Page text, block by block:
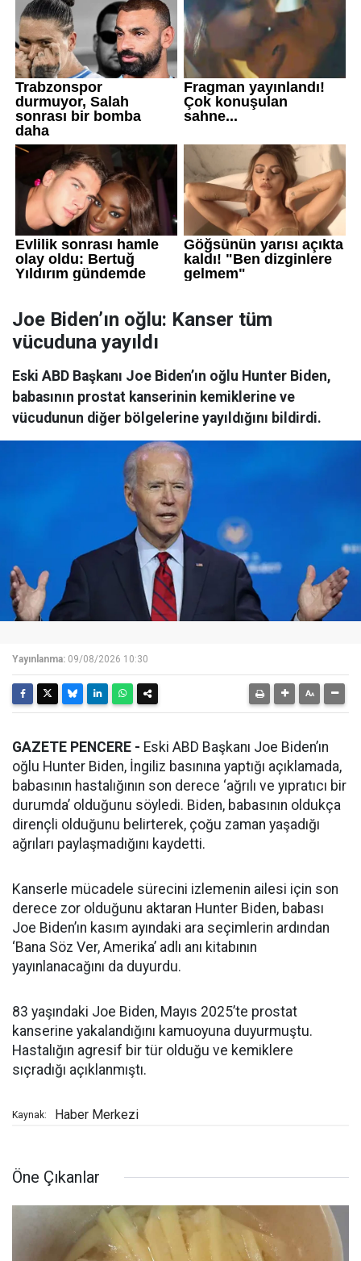
Joe Biden’ın oğlu: Kanser tüm
vücuduna yayıldı
Eski ABD Başkanı Joe Biden’ın oğlu Hunter Biden,
babasının prostat kanserinin kemiklerine ve
vücudunun diğer bölgelerine yayıldığını bildirdi.
Yayınlanma: 09/08/2026 10:30
GAZETE PENCERE - Eski ABD Başkanı Joe Biden’ın
oğlu Hunter Biden, İngiliz basınına yaptığı açıklamada,
babasının hastalığının son derece ‘ağrılı ve yıpratıcı bir
durumda’ olduğunu söyledi. Biden, babasının oldukça
dirençli olduğunu belirterek, çoğu zaman yaşadığı
ağrıları paylaşmadığını kaydetti.
Kanserle mücadele sürecini izlemenin ailesi için son
derece zor olduğunu aktaran Hunter Biden, babası
Joe Biden’ın kasım ayındaki ara seçimlerin ardından
‘Bana Söz Ver, Amerika’ adlı anı kitabının
yayınlanacağını da duyurdu.
83 yaşındaki Joe Biden, Mayıs 2025’te prostat
kanserine yakalandığını kamuoyuna duyurmuştu.
Hastalığın agresif bir tür olduğu ve kemiklere
sıçradığı açıklanmıştı.
Kaynak: Haber Merkezi
Öne Çıkanlar